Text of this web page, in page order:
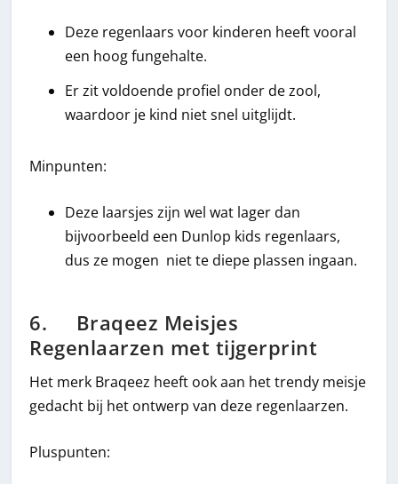
Deze regenlaars voor kinderen heeft vooral
een hoog fungehalte.
Er zit voldoende profiel onder de zool,
waardoor je kind niet snel uitglijdt.
Minpunten:
Deze laarsjes zijn wel wat lager dan
bijvoorbeeld een Dunlop kids regenlaars,
dus ze mogen niet te diepe plassen ingaan.
6. Braqeez Meisjes
Regenlaarzen met tijgerprint
Het merk Braqeez heeft ook aan het trendy meisje
gedacht bij het ontwerp van deze regenlaarzen.
Pluspunten: